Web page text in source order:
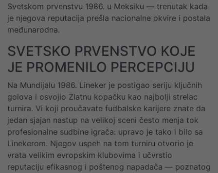
Svetskom prvenstvu 1986. u Meksiku — trenutak kada
je njegova reputacija prešla nacionalne okvire i postala
međunarodna.
SVETSKO PRVENSTVO KOJE
JE PROMENILO PERCEPCIJU
Na Mundijalu 1986. Lineker je postigao seriju ključnih
golova i osvojio Zlatnu kopačku kao najbolji strelac
turnira. Vi koji proučavate fudbalske karijere znate da
jedan sjajan nastup na velikoj sceni često menja tok
profesionalne sudbine igrača: upravo je tako i bilo sa
Linekerom. Njegov uspeh na tom turniru otvorio je
vrata velikim evropskim klubovima i učvrstio
reputaciju efikasnog i poštenog napadača — poznatog